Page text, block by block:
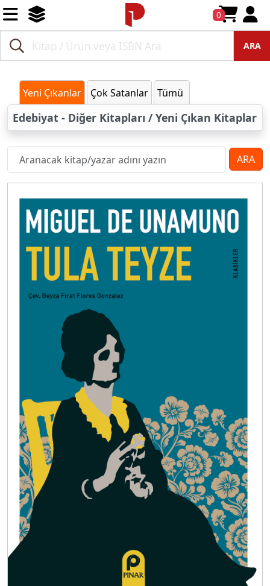
0
ARA
Yeni Çıkanlar Çok Satanlar Tümü
Edebiyat - Diğer Kitapları / Yeni Çıkan Kitaplar
ARA